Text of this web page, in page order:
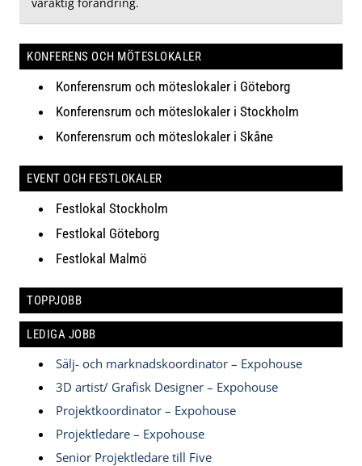
KONFERENS OCH MÖTESLOKALER
Konferensrum och möteslokaler i Göteborg
Konferensrum och möteslokaler i Stockholm
Konferensrum och möteslokaler i Skåne
EVENT OCH FESTLOKALER
Festlokal Stockholm
Festlokal Göteborg
Festlokal Malmö
TOPPJOBB
LEDIGA JOBB
Sälj- och marknadskoordinator – Expohouse
3D artist/ Grafisk Designer – Expohouse
Projektkoordinator – Expohouse
Projektledare – Expohouse
Senior Projektledare till Five